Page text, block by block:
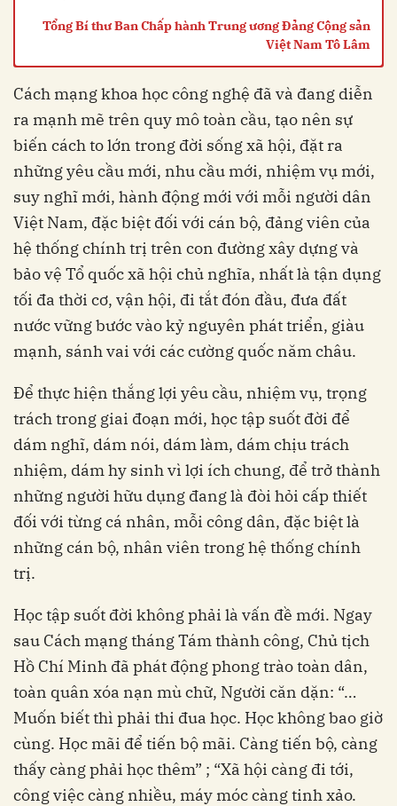
Tổng Bí thư Ban Chấp hành Trung ương Đảng Cộng sản
Việt Nam Tô Lâm
Cách mạng khoa học công nghệ đã và đang diễn
ra mạnh mẽ trên quy mô toàn cầu, tạo nên sự
biến cách to lớn trong đời sống xã hội, đặt ra
những yêu cầu mới, nhu cầu mới, nhiệm vụ mới,
suy nghĩ mới, hành động mới với mỗi người dân
Việt Nam, đặc biệt đối với cán bộ, đảng viên của
hệ thống chính trị trên con đường xây dựng và
bảo vệ Tổ quốc xã hội chủ nghĩa, nhất là tận dụng
tối đa thời cơ, vận hội, đi tắt đón đầu, đưa đất
nước vững bước vào kỷ nguyên phát triển, giàu
mạnh, sánh vai với các cường quốc năm châu.
Để thực hiện thắng lợi yêu cầu, nhiệm vụ, trọng
trách trong giai đoạn mới, học tập suốt đời để
dám nghĩ, dám nói, dám làm, dám chịu trách
nhiệm, dám hy sinh vì lợi ích chung, để trở thành
những người hữu dụng đang là đòi hỏi cấp thiết
đối với từng cá nhân, mỗi công dân, đặc biệt là
những cán bộ, nhân viên trong hệ thống chính
trị.
Học tập suốt đời không phải là vấn đề mới. Ngay
sau Cách mạng tháng Tám thành công, Chủ tịch
Hồ Chí Minh đã phát động phong trào toàn dân,
toàn quân xóa nạn mù chữ, Người căn dặn: “…
Muốn biết thì phải thi đua học. Học không bao giờ
cùng. Học mãi để tiến bộ mãi. Càng tiến bộ, càng
thấy càng phải học thêm” ; “Xã hội càng đi tới,
công việc càng nhiều, máy móc càng tinh xảo.